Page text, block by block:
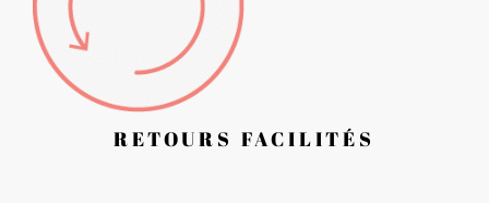
RETOURS FACILITÉS